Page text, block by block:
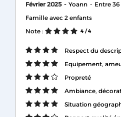
Février 2025 Yoann
Entre
Famille avec 2 enfants
Note :
4 / 4
Respect du
Equipement,
Propreté
Ambiance,
Situation